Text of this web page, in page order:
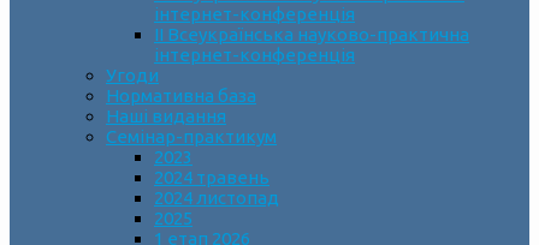
інтернет-конференція
ІІ Всеукраїнська науково-практична
інтернет-конференція
Угоди
Нормативна база
Наші видання
Семінар-практикум
2023
2024 травень
2024 листопад
2025
1 етап 2026